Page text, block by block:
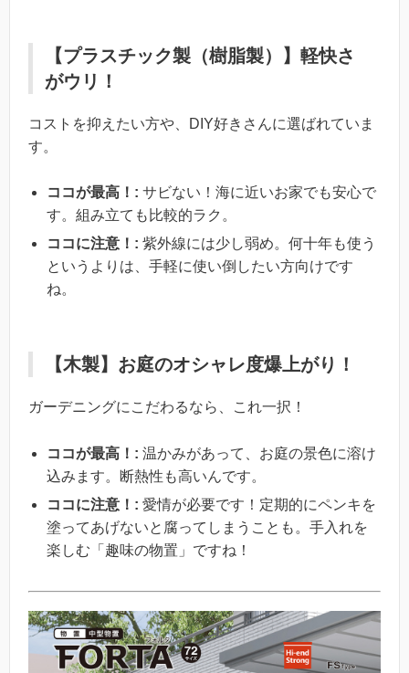
【プラスチック製（樹脂製）】軽快さ
がウリ！
コストを抑えたい方や、DIY好きさんに選ばれていま
す。
ココが最高！: サビない！海に近いお家でも安心で
す。組み立ても比較的ラク。
ココに注意！: 紫外線には少し弱め。何十年も使う
というよりは、手軽に使い倒したい方向けです
ね。
【木製】お庭のオシャレ度爆上がり！
ガーデニングにこだわるなら、これ一択！
ココが最高！: 温かみがあって、お庭の景色に溶け
込みます。断熱性も高いんです。
ココに注意！: 愛情が必要です！定期的にペンキを
塗ってあげないと腐ってしまうことも。手入れを
楽しむ「趣味の物置」ですね！